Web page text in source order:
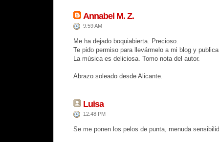
Annabel M. Z.
9:59 AM
Me ha dejado boquiabierta. Precioso.
Te pido permiso para llevármelo a mi blog y
La música es deliciosa. Tomo nota del autor.
Abrazo soleado desde Alicante.
Luisa
12:48 PM
Se me ponen los pelos de punta, menuda